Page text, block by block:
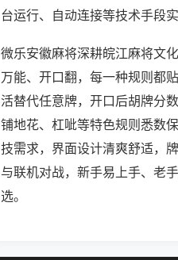
台运行、自动连接等技术手段
微乐安徽麻将深耕皖江麻将文
万能、开口翻，每一种规则都
活替代任意牌，开口后胡牌分
铺地花、杠呲等特色规则悉数
技需求，界面设计清爽舒适，
与联机对战，新手易上手、老
选。